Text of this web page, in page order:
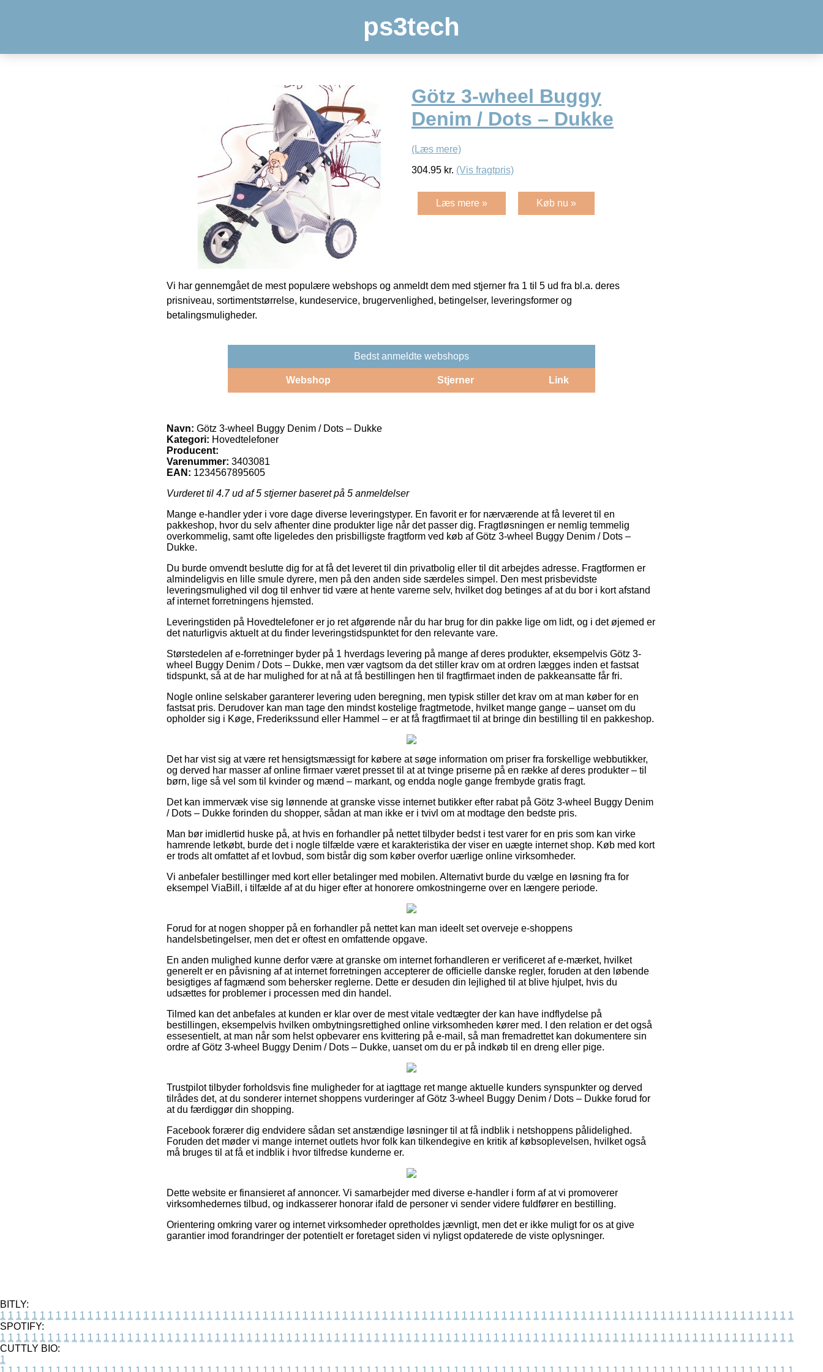
ps3tech
Götz 3-wheel Buggy
Denim / Dots – Dukke
(Læs mere)
304.95 kr. (Vis fragtpris)
Læs mere » Køb nu »
Vi har gennemgået de mest populære webshops og anmeldt dem med stjerner fra 1 til 5 ud fra bl.a. deres
prisniveau, sortimentstørrelse, kundeservice, brugervenlighed, betingelser, leveringsformer og
betalingsmuligheder.
Bedst anmeldte webshops
Webshop Stjerner Link
Navn: Götz 3-wheel Buggy Denim / Dots – Dukke
Kategori: Hovedtelefoner
Producent:
Varenummer: 3403081
EAN: 1234567895605
Vurderet til 4.7ud af 5 stjerner baseret på 5 anmeldelser
Mange e-handler yder i vore dage diverse leveringstyper. En favorit er for nærværende at få leveret til en
pakkeshop, hvor du selv afhenter dine produkter lige når det passer dig. Fragtløsningen er nemlig temmelig
overkommelig, samt ofte ligeledes den prisbilligste fragtform ved køb af Götz 3-wheel Buggy Denim / Dots –
Dukke.
Du burde omvendt beslutte dig for at få det leveret til din privatbolig eller til dit arbejdes adresse. Fragtformen er
almindeligvis en lille smule dyrere, men på den anden side særdeles simpel. Den mest prisbevidste
leveringsmulighed vil dog til enhver tid være at hente varerne selv, hvilket dog betinges af at du bor i kort afstand
af internet forretningens hjemsted.
Leveringstiden på Hovedtelefoner er jo ret afgørende når du har brug for din pakke lige om lidt, og i det øjemed er
det naturligvis aktuelt at du finder leveringstidspunktet for den relevante vare.
Størstedelen af e-forretninger byder på 1 hverdags levering på mange af deres produkter, eksempelvis Götz 3-
wheel Buggy Denim / Dots – Dukke, men vær vagtsom da det stiller krav om at ordren lægges inden et fastsat
tidspunkt, så at de har mulighed for at nå at få bestillingen hen til fragtfirmaet inden de pakkeansatte får fri.
Nogle online selskaber garanterer levering uden beregning, men typisk stiller det krav om at man køber for en
fastsat pris. Derudover kan man tage den mindst kostelige fragtmetode, hvilket mange gange – uanset om du
opholder sig i Køge, Frederikssund eller Hammel – er at få fragtfirmaet til at bringe din bestilling til en pakkeshop.
Det har vist sig at være ret hensigtsmæssigt for købere at søge information om priser fra forskellige webbutikker,
og derved har masser af online firmaer været presset til at at tvinge priserne på en række af deres produkter – til
børn, lige så vel som til kvinder og mænd – markant, og endda nogle gange frembyde gratis fragt.
Det kan immervæk vise sig lønnende at granske visse internet butikker efter rabat på Götz 3-wheel Buggy Denim
/ Dots – Dukke forinden du shopper, sådan at man ikke er i tvivl om at modtage den bedste pris.
Man bør imidlertid huske på, at hvis en forhandler på nettet tilbyder bedst i test varer for en pris som kan virke
hamrende letkøbt, burde det i nogle tilfælde være et karakteristika der viser en uægte internet shop. Køb med kort
er trods alt omfattet af et lovbud, som bistår dig som køber overfor uærlige online virksomheder.
Vi anbefaler bestillinger med kort eller betalinger med mobilen. Alternativt burde du vælge en løsning fra for
eksempel ViaBill, i tilfælde af at du higer efter at honorere omkostningerne over en længere periode.
Forud for at nogen shopper på en forhandler på nettet kan man ideelt set overveje e-shoppens
handelsbetingelser, men det er oftest en omfattende opgave.
En anden mulighed kunne derfor være at granske om internet forhandleren er verificeret af e-mærket, hvilket
generelt er en påvisning af at internet forretningen accepterer de officielle danske regler, foruden at den løbende
besigtiges af fagmænd som behersker reglerne. Dette er desuden din lejlighed til at blive hjulpet, hvis du
udsættes for problemer i processen med din handel.
Tilmed kan det anbefales at kunden er klar over de mest vitale vedtægter der kan have indflydelse på
bestillingen, eksempelvis hvilken ombytningsrettighed online virksomheden kører med. I den relation er det også
essesentielt, at man når som helst opbevarer ens kvittering på e-mail, så man fremadrettet kan dokumentere sin
ordre af Götz 3-wheel Buggy Denim / Dots – Dukke, uanset om du er på indkøb til en dreng eller pige.
Trustpilot tilbyder forholdsvis fine muligheder for at iagttage ret mange aktuelle kunders synspunkter og derved
tilrådes det, at du sonderer internet shoppens vurderinger af Götz 3-wheel Buggy Denim / Dots – Dukke forud for
at du færdiggør din shopping.
Facebook forærer dig endvidere sådan set anstændige løsninger til at få indblik i netshoppens pålidelighed.
Foruden det møder vi mange internet outlets hvor folk kan tilkendegive en kritik af købsoplevelsen, hvilket også
må bruges til at få et indblik i hvor tilfredse kunderne er.
Dette website er finansieret af annoncer. Vi samarbejder med diverse e-handler i form af at vi promoverer
virksomhedernes tilbud, og indkasserer honorar ifald de personer vi sender videre fuldfører en bestilling.
Orientering omkring varer og internet virksomheder opretholdes jævnligt, men det er ikke muligt for os at give
garantier imod forandringer der potentielt er foretaget siden vi nyligst opdaterede de viste oplysninger.
BITLY:
1 1 1 1 1 1 1 1 1 1 1 1 1 1 1 1 1 1 1 1 1 1 1 1 1 1 1 1 1 1 1 1 1 1 1 1 1 1 1 1 1 1 1 1 1 1 1 1 1 1 1 1 1 1 1 1 1 1 1 1 1 1 1 1 1 1 1 1 1 1 1 1 1 1 1 1 1 1 1 1 1 1 1 1 1 1 1 1 1 1 1 1 1 1 1 1 1 1 1 1
SPOTIFY:
1 1 1 1 1 1 1 1 1 1 1 1 1 1 1 1 1 1 1 1 1 1 1 1 1 1 1 1 1 1 1 1 1 1 1 1 1 1 1 1 1 1 1 1 1 1 1 1 1 1 1 1 1 1 1 1 1 1 1 1 1 1 1 1 1 1 1 1 1 1 1 1 1 1 1 1 1 1 1 1 1 1 1 1 1 1 1 1 1 1 1 1 1 1 1 1 1 1 1 1
CUTTLY BIO:
1